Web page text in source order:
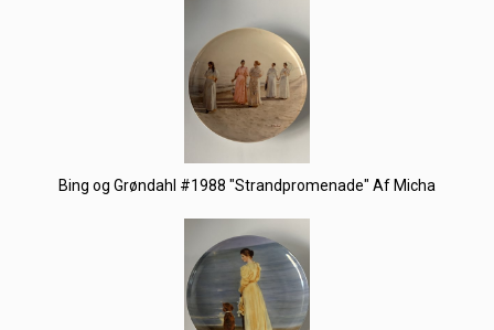
Bing og Grøndahl #1988 "Strandpromenade" Af Micha